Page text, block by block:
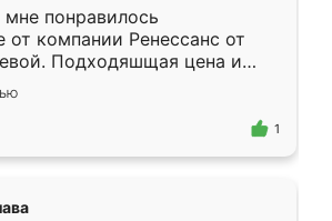
понравилось
от компании Ренессанс от
Подходяшщая цена и
изготовления. Приехавший
Владислав
моему эскизу самый
1